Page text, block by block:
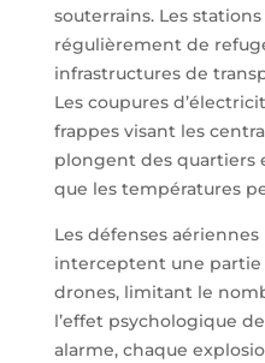
souterrains. Les
régulièrement de
infrastructures de
Les coupures
frappes visant les
plongent des quartiers
que les températures
Les défenses
interceptent une partie
drones, limitant le
l’effet psychologique
alarme, chaque